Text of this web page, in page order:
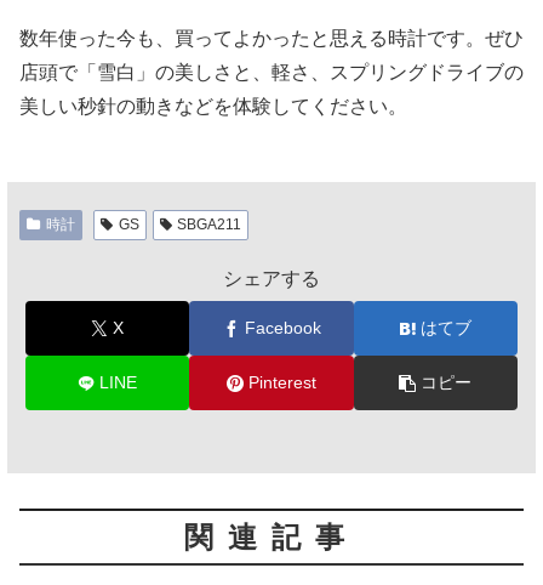
数年使った今も、買ってよかったと思える時計です。ぜひ
店頭で「雪白」の美しさと、軽さ、スプリングドライブの
美しい秒針の動きなどを体験してください。
時計 GS SBGA211
シェアする
X Facebook はてブ
LINE Pinterest コピー
関連記事